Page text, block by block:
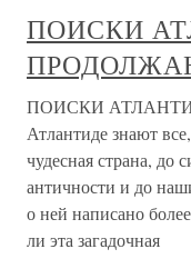
ПОИСКИ
ПОИСКИ
Атлантиде знают
чудесная страна, до
античности и до
о ней написано
ли эта загадочная